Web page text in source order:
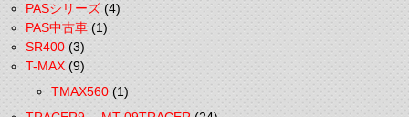
PASシリーズ(4)
PAS中古車(1)
SR400(3)
T-MAX(9)
TMAX560(1)